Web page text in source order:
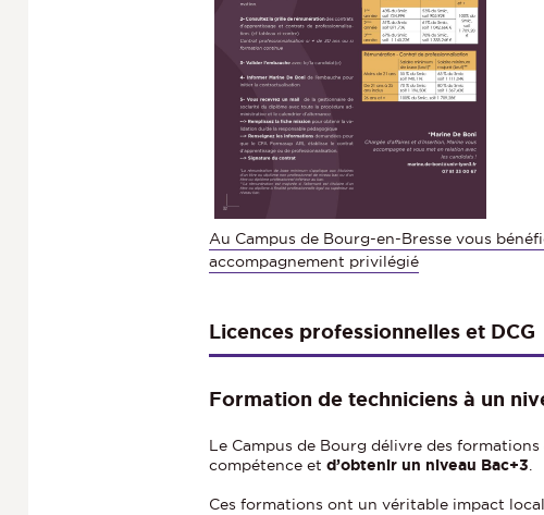
Au Campus de Bourg-en-Bresse vous
accompagnement privilégié
Licences professionnelles et DCG
Formation de techniciens à un
Le Campus de Bourg délivre des formations
compétence et d’obtenir un niveau Bac+3
Ces formations ont un véritable impact